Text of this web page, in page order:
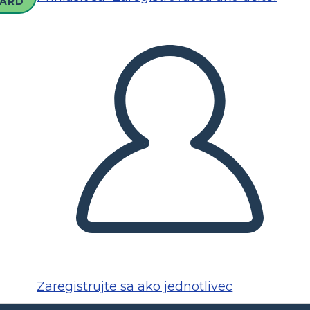
Zaregistrujte sa ako jednotlivec